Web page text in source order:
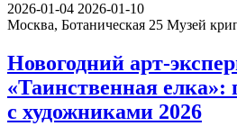
2026-01-04 2026-01-10
Москва, Ботаническая 25 Музей
Новогодний арт-
«Таинственная елка»:
с художниками 2026